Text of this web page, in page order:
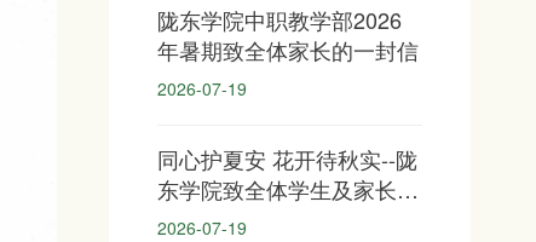
陇东学院中职教学部2026
年暑期致全体家长的一封信
2026-07-19
同心护夏安 花开待秋实--陇
东学院致全体学生及家长的
一封信
2026-07-19